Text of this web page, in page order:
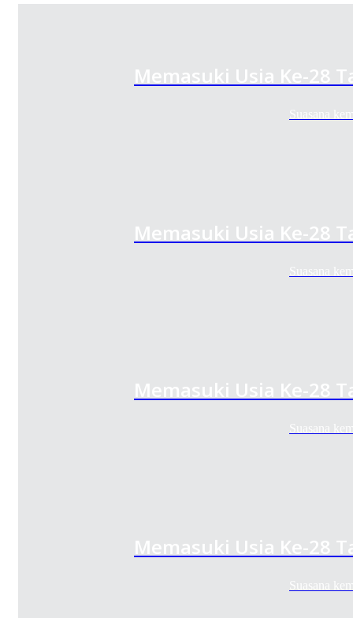
Memasuki Usia Ke-28
Suasana
Memasuki Usia Ke-28
Suasana
Memasuki Usia Ke-28
Suasana
Memasuki Usia Ke-28
Suasana